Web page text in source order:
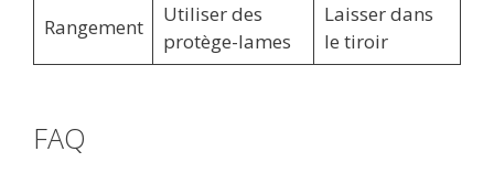
Rangement
Utiliser des
protège-lames
Laisser dans
le tiroir
FAQ